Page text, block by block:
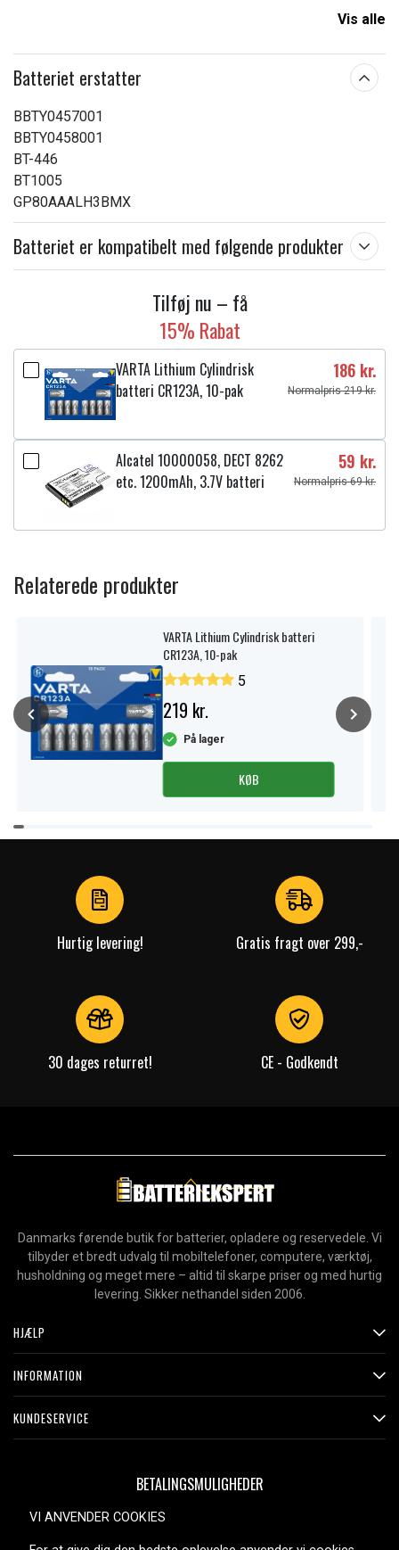
Vis alle
Batteriet erstatter
BBTY0457001
BBTY0458001
BT-446
BT1005
GP80AAALH3BMX
Batteriet er kompatibelt med følgende produkter
Tilføj nu – få
15% Rabat
VARTA Lithium Cylindrisk
batteri CR123A, 10-pak
186 kr.
Normalpris 219 kr.
Alcatel 10000058, DECT 8262
etc. 1200mAh, 3.7V batteri
59 kr.
Normalpris 69 kr.
Relaterede produkter
VARTA Lithium Cylindrisk batteri
CR123A, 10-pak
5
219 kr.
På lager
KØB
Item
1
Hurtig levering! Gratis fragt over 299,-
30 dages returret! CE - Godkendt
Danmarks førende butik for batterier, opladere og reservedele. Vi
tilbyder et bredt udvalg til mobiltelefoner, computere, værktøj,
husholdning og meget mere – altid til skarpe priser og med hurtig
levering. Sikker nethandel siden 2006.
HJÆLP
INFORMATION
KUNDESERVICE
BETALINGSMULIGHEDER
VI ANVENDER COOKIES